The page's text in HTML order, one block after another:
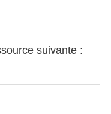
suivante :